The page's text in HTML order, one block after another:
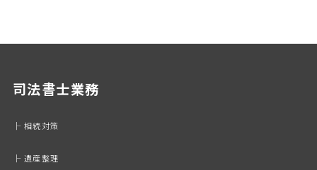
司法書士業務
├ 相続対策
├ 遺産整理